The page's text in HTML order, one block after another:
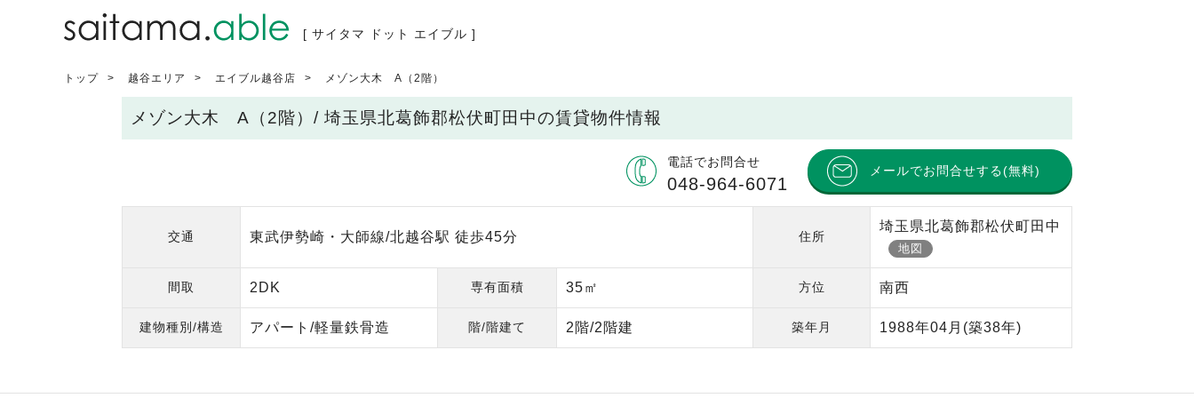
[ サイタマ ドット エイブル ]
トップ 越谷エリア エイブル越谷店 メゾン大木 A（2階）
メゾン大木 A（2階）/ 埼玉県北葛飾郡松伏町田中の賃貸物件情報
電話でお問合せ
048-964-6071
メールでお問合せする(無料)
交通 東武伊勢崎・大師線/北越谷駅 徒歩45分 住所
埼玉県北葛飾郡松伏町田中
地図
間取 2DK 専有面積 35㎡ 方位 南西
建物種別/構造 アパート/軽量鉄骨造 階/階建て 2階/2階建 築年月 1988年04月 (築38年)